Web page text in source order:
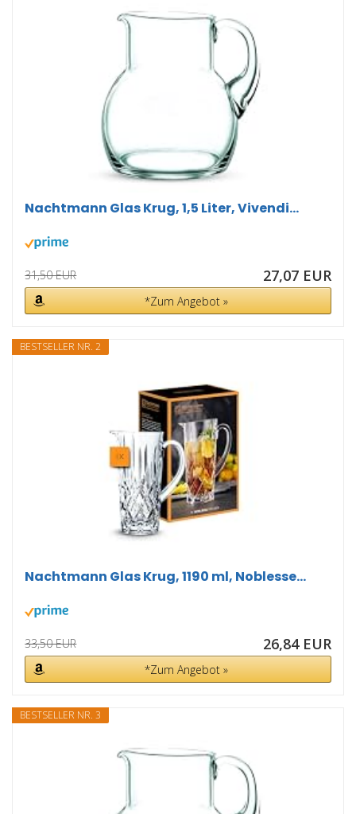
Nachtmann Glas Krug, 1,5 Liter, Vivendi...
31,50 EUR 27,07 EUR
*Zum Angebot »
BESTSELLER NR. 2
Nachtmann Glas Krug, 1190 ml, Noblesse...
33,50 EUR 26,84 EUR
*Zum Angebot »
BESTSELLER NR. 3